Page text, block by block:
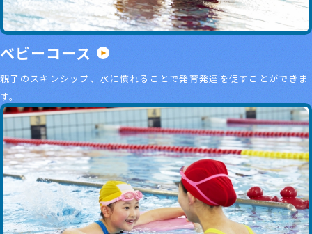
ベビーコース
親子のスキンシップ、水に慣れることで発育発達を促すことができま
す。